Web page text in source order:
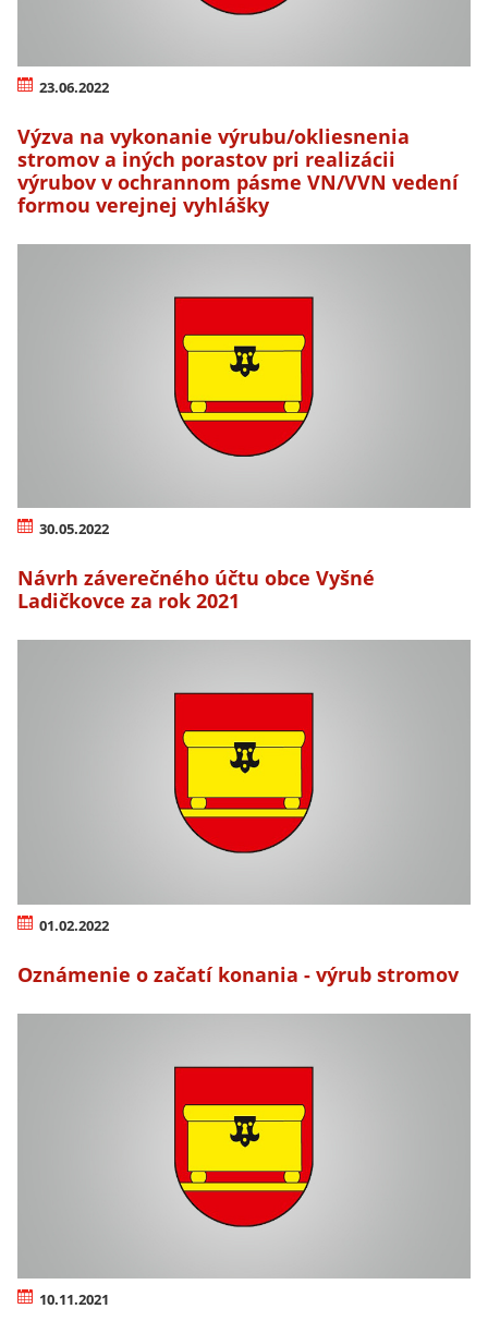
23.06.2022
Výzva na vykonanie výrubu/okliesnenia
stromov a iných porastov pri realizácii
výrubov v ochrannom pásme VN/VVN vedení
formou verejnej vyhlášky
30.05.2022
Návrh záverečného účtu obce Vyšné
Ladičkovce za rok 2021
01.02.2022
Oznámenie o začatí konania - výrub stromov
10.11.2021